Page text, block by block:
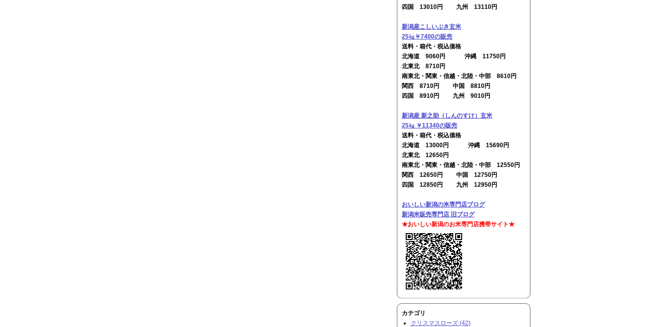
四国 13010円 九州 13110円
新潟産こしいぶき玄米
25㎏￥7400の販売
送料・箱代・税込価格
北海道 9060円 沖縄 11750円
北東北 8710円
南東北・関東・信越・北陸・中部 8610円
関西 8710円 中国 8810円
四国 8910円 九州 9010円
新潟産 新之助（しんのすけ）玄米
25㎏ ￥11340の販売
送料・箱代・税込価格
北海道 13000円 沖縄 15690円
北東北 12650円
南東北・関東・信越・北陸・中部 12550円
関西 12650円 中国 12750円
四国 12850円 九州 12950円
おいしい新潟の米専門店ブログ
新潟米販売専門店 旧ブログ
★おいしい新潟のお米専門店携帯サイト★
カテゴリ
クリスマスローズ (42)